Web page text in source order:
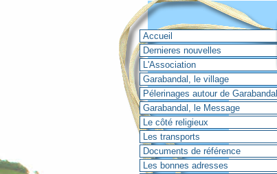
Accueil
Dernieres nouvelles
L'Association
Garabandal, le village
Pélerinages autour de Garabandal
Garabandal, le Message
Le côté religieux
Les transports
Documents de référence
Les bonnes adresses